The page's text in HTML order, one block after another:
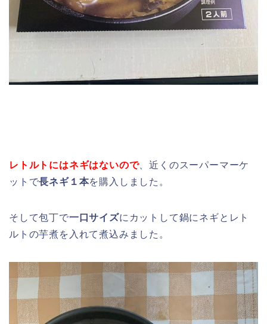
レトルトにはネギはないので、近くのスーパーマーケ
ットで長ネギ１本を購入しました。
そして包丁で一口サイズにカットして鍋にネギとレト
ルトの芋煮を入れて煮込みました。